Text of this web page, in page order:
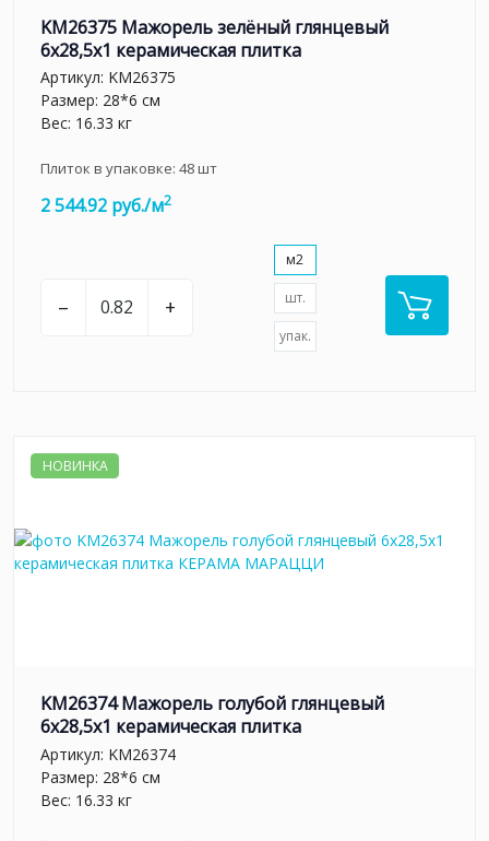
KM26375 Мажорель зелёный глянцевый
6x28,5x1 керамическая плитка
Артикул: KM26375
Размер: 28*6 см
Вес: 16.33 кг
Плиток в упаковке: 48шт
2 544.92 руб./м2
– +
м2
шт.
упак.
НОВИНКА
KM26374 Мажорель голубой глянцевый
6x28,5x1 керамическая плитка
Артикул: KM26374
Размер: 28*6 см
Вес: 16.33 кг